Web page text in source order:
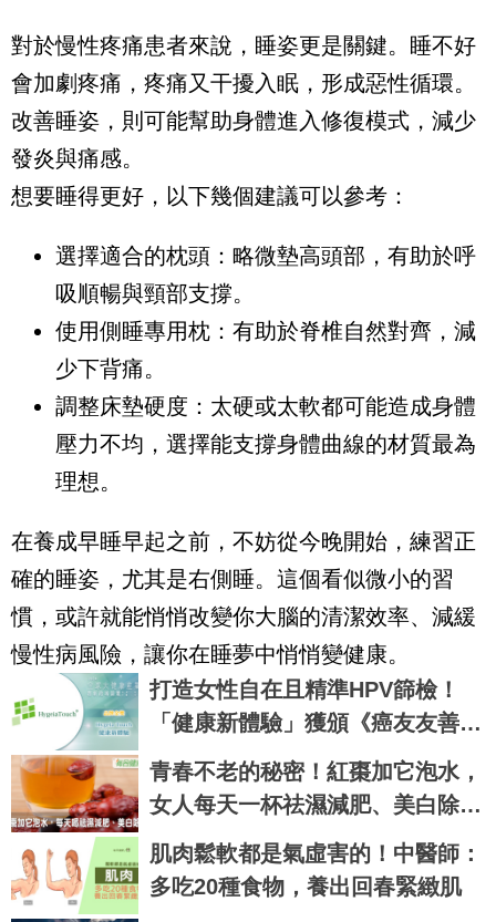
對於慢性疼痛患者來說，睡姿更是關鍵。睡不好
會加劇疼痛，疼痛又干擾入眠，形成惡性循環。
改善睡姿，則可能幫助身體進入修復模式，減少
發炎與痛感。
想要睡得更好，以下幾個建議可以參考：
選擇適合的枕頭：略微墊高頭部，有助於呼
吸順暢與頸部支撐。
使用側睡專用枕：有助於脊椎自然對齊，減
少下背痛。
調整床墊硬度：太硬或太軟都可能造成身體
壓力不均，選擇能支撐身體曲線的材質最為
理想。
在養成早睡早起之前，不妨從今晚開始，練習正
確的睡姿，尤其是右側睡。這個看似微小的習
慣，或許就能悄悄改變你大腦的清潔效率、減緩
慢性病風險，讓你在睡夢中悄悄變健康。
打造女性自在且精準HPV篩檢！
「健康新體驗」獲頒《癌友友善公
益標章》
青春不老的秘密！紅棗加它泡水，
女人每天一杯祛濕減肥、美白除
斑，大媽秒變少女｜每日健康 Hea
lth
肌肉鬆軟都是氣虛害的！中醫師：
多吃20種食物，養出回春緊緻肌